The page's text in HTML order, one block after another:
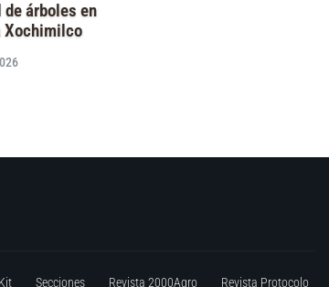
árboles en
Xochimilco
Secciones Revista 2000Agro Revista Protocolo